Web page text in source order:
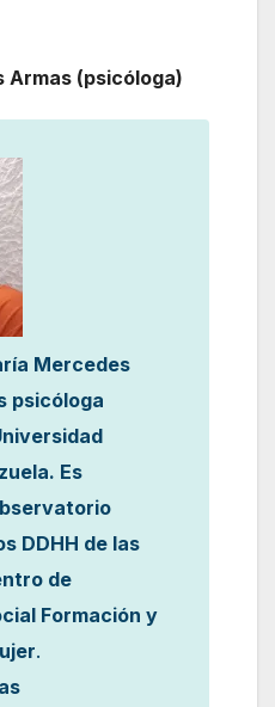
Armas (psicóloga)
Mercedes
psicóloga
Es
DDHH de las
de
Formación y
.